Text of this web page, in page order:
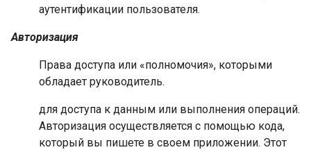
аутентификации пользователя.
Авторизация
Права доступа или «полномочия», которыми
обладает руководитель.
для доступа к данным или выполнения операций.
Авторизация осуществляется с помощью кода,
который вы пишете в своем приложении. Этот